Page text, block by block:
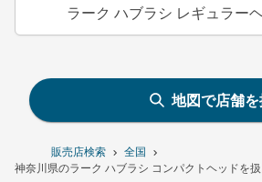
販売店検索
全国
神奈川県のラーク ハブラシ コンパクトヘッドを
ラーク ハブラシ レギュラー
地図で店舗